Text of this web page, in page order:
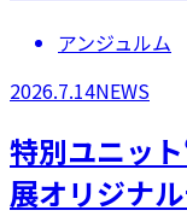
アンジュルム
2026.7.14NEWS
特別ユニッ
展オリジナ